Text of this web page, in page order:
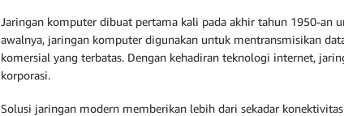
Jaringan komputer dibuat pertama kali pada akhir tahun 1950-an
awalnya, jaringan komputer digunakan untuk mentransmisikan
komersial yang terbatas. Dengan kehadiran teknologi internet,
korporasi.
Solusi jaringan modern memberikan lebih dari sekadar